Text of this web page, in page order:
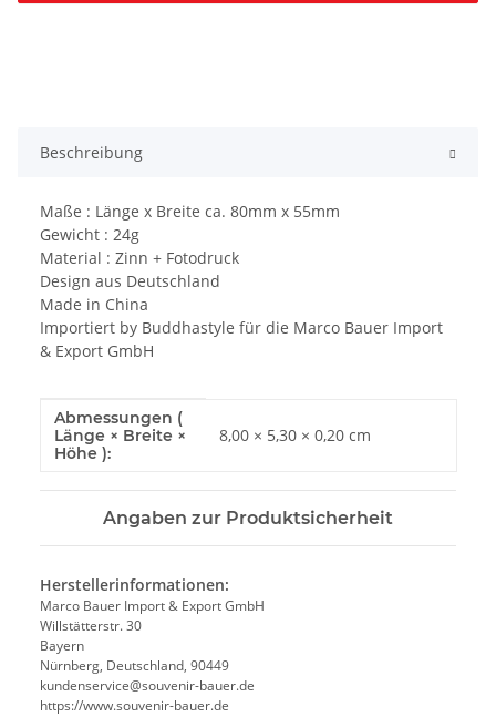
Beschreibung
Maße : Länge x Breite ca. 80mm x 55mm
Gewicht : 24g
Material : Zinn + Fotodruck
Design aus Deutschland
Made in China
Importiert by Buddhastyle für die Marco Bauer Import
& Export GmbH
Produkteigenschaft
Wert
Abmessungen (
Länge × Breite ×
Höhe ):
8,00 × 5,30 × 0,20 cm
Angaben zur Produktsicherheit
Herstellerinformationen:
Marco Bauer Import & Export GmbH
Willstätterstr. 30
Bayern
Nürnberg, Deutschland, 90449
kundenservice@souvenir-bauer.de
https://www.souvenir-bauer.de